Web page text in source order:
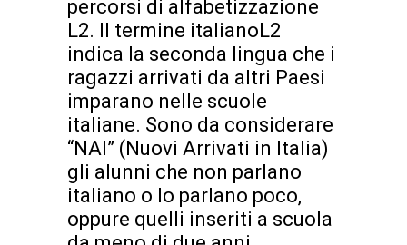
percorsi di alfabetizzazione
L2. Il termine italianoL2
indica la seconda lingua che i
ragazzi arrivati da altri Paesi
imparano nelle scuole
italiane. Sono da considerare
“NAI” (Nuovi Arrivati in Italia)
gli alunni che non parlano
italiano o lo parlano poco,
oppure quelli inseriti a scuola